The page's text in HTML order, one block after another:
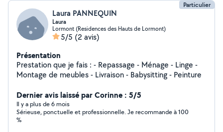
Particulier
Laura PANNEQUIN
Laura
Lormont (Residences des Hauts de Lormont)
5/5 (2 avis)
Présentation
Prestation que je fais : - Repassage - Ménage - Linge -
Montage de meubles - Livraison - Babysitting - Peinture
Dernier avis laissé par Corinne : 5/5
Il y a plus de 6 mois
Sérieuse, ponctuelle et professionnelle. Je recommande à 100
%